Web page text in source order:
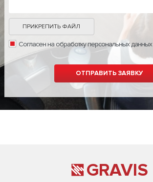
ПРИКРЕПИТЬ ФАЙЛ
Согласен на обработку персональных данных
GRAVIS